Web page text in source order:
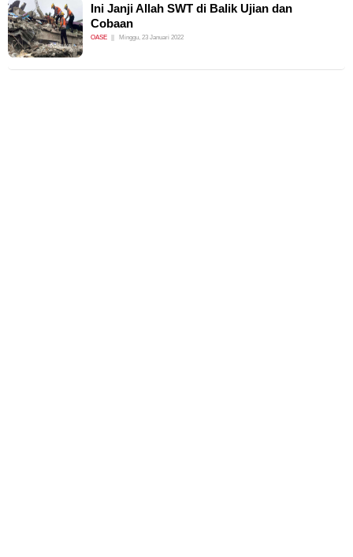
Ini Janji Allah SWT di Balik Ujian dan
Cobaan
OASE Minggu, 23 Januari 2022